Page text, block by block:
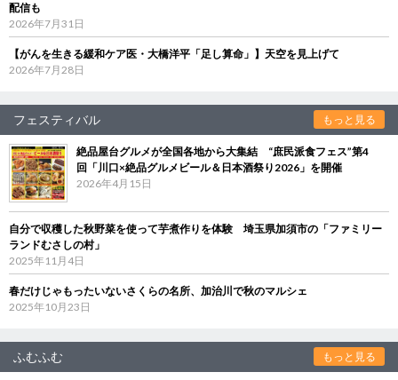
配信も
2026年7月31日
【がんを生きる緩和ケア医・大橋洋平「足し算命」】天空を見上げて
2026年7月28日
フェスティバル もっと見る
絶品屋台グルメが全国各地から大集結 “庶民派食フェス”第4
回「川口×絶品グルメビール＆日本酒祭り2026」を開催
2026年4月15日
自分で収穫した秋野菜を使って芋煮作りを体験 埼玉県加須市の「ファミリー
ランドむさしの村」
2025年11月4日
春だけじゃもったいないさくらの名所、加治川で秋のマルシェ
2025年10月23日
ふむふむ もっと見る